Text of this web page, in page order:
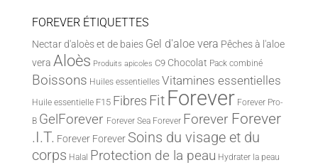
FOREVER ÉTIQUETTES
Nectar d'aloès et de baies Gel d'aloe vera Pêches à l'aloe
vera Aloès Produits apicoles C9 Chocolat Pack combiné
Boissons Huiles essentielles Vitamines essentielles
Huile essentielle F15 Fibres Fit Forever Forever Pro-
B GelForever Forever Sea Forever Forever Forever
.I.T. Forever Forever Soins du visage et du
corps Halal Protection de la peau Hydrater la peau